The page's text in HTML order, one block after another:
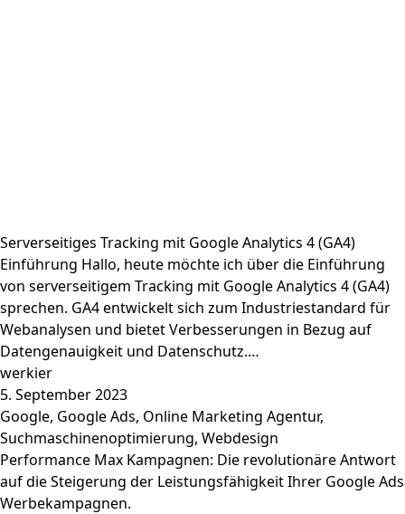
Serverseitiges Tracking mit Google Analytics 4 (GA4)
Einführung Hallo, heute möchte ich über die Einführung
von serverseitigem Tracking mit Google Analytics 4 (GA4)
sprechen. GA4 entwickelt sich zum Industriestandard für
Webanalysen und bietet Verbesserungen in Bezug auf
Datengenauigkeit und Datenschutz.…
werkier
5. September 2023
Google, Google Ads, Online Marketing Agentur,
Suchmaschinenoptimierung, Webdesign
Performance Max Kampagnen: Die revolutionäre Antwort
auf die Steigerung der Leistungsfähigkeit Ihrer Google Ads
Werbekampagnen.